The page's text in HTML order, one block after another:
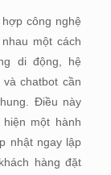
công nghệ
một cách
di động, hệ
chatbot cần
Điều này
một hành
nhật ngay lập
hàng đặt